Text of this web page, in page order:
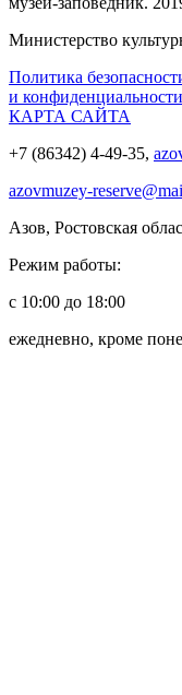
Министерство
Политика
и конфиденциальности
КАРТА САЙТА
+7 (86342) 4-49-35,
azovmuzey-
Азов, Ростовская
Режим работы:
с 10:00 до 18:00
ежедневно, кроме